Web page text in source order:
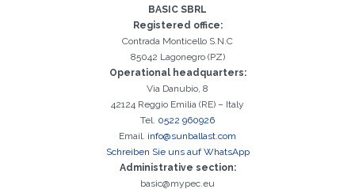
Das Nachname-Feld ist erforderlich
Das Vorname-Feld ist erforderlich
Das Agentur-Feld ist erforderlich
Das Stadt-Feld ist erforderlich
Das Telefon-Feld ist erforderlich
Das E-Mail-Addresse-Feld ist erforderlich
Ungültige E-Mail-Adresse eingegeben
Es ist wichtig, die Datenschutzbestimmungen zu akzeptieren
Kontrollkästchen, um mit der Aktivierung fortzufahren
Der folgende Fehler ist leider aufgetreten:
BASIC SBRL
Registered office:
Contrada Monticello S.N.C
85042 Lagonegro (PZ)
Operational headquarters:
Via Danubio, 8
42124 Reggio Emilia (RE) – Italy
Tel. 0522 960926
Email. info@sunballast.com
Schreiben Sie uns auf WhatsApp
Administrative section:
basic@mypec.eu